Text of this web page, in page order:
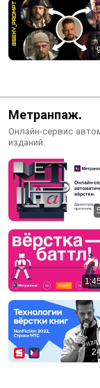
Метранпаж.
Онлайн-сервис
изданий.